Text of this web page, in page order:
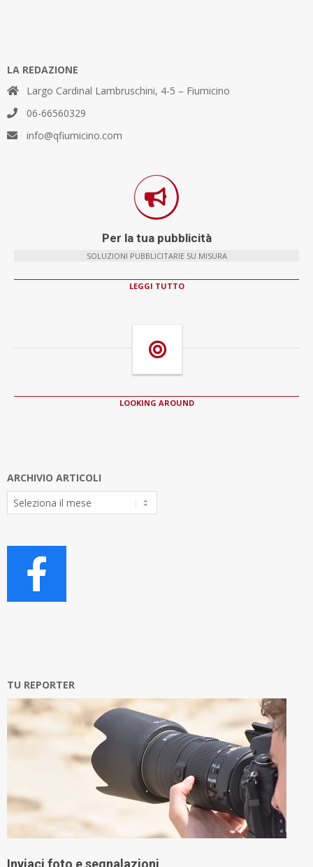
LA REDAZIONE
Largo Cardinal Lambruschini, 4-5 – Fiumicino
06-66560329
info@qfiumicino.com
Per la tua pubblicità
SOLUZIONI PUBBLICITARIE SU MISURA
LEGGI TUTTO
LOOKING AROUND
ARCHIVIO ARTICOLI
Archivio
Articoli
TU REPORTER